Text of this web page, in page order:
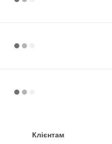
Клієнтам